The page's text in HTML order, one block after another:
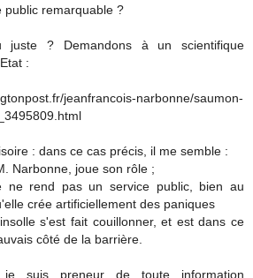
public remarquable ?
juste ? Demandons à un scientifique
:
jeanfrancois-narbonne/saumon-
: dans ce cas précis, il me semble :
Narbonne, joue son rôle ;
ne rend pas un service public, bien au
crée artificiellement des paniques
s'est fait couillonner, et est dans ce
côté de la barrière.
je suis preneur de toute information